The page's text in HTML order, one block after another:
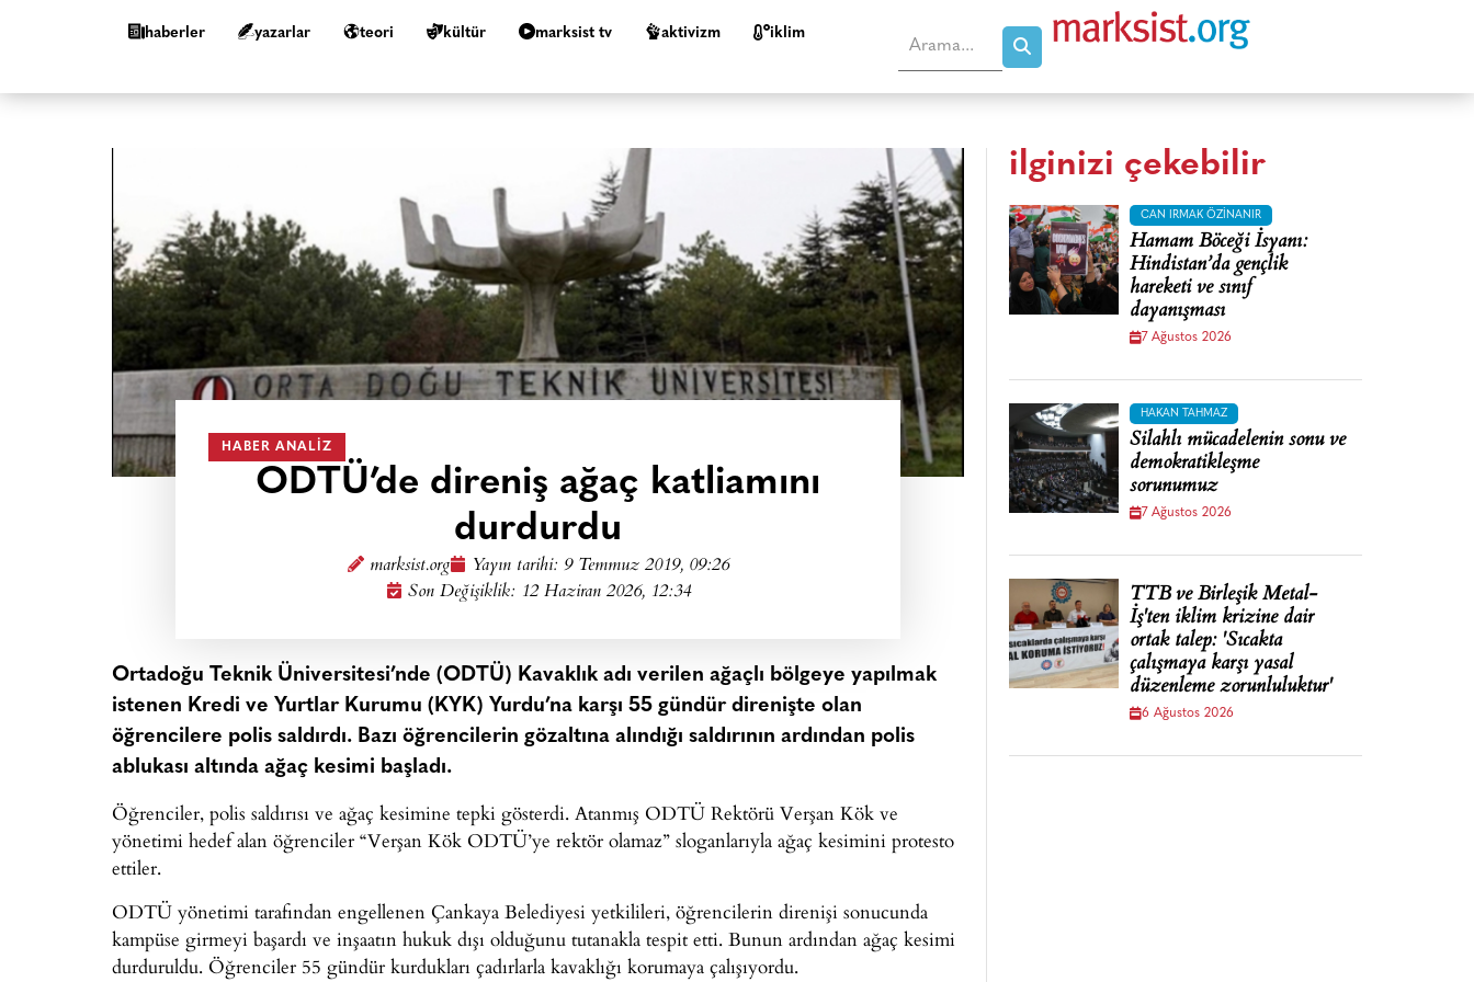
haberler yazarlar teori kültür marksist tv aktivizm i̇klim
HABER ANALIZ
ODTÜ’de direniş ağaç katliamını
durdurdu
marksist.org Yayın tarihi: 9 Temmuz 2019, 09:26
Son Değişiklik: 12 Haziran 2026, 12:34
Ortadoğu Teknik Üniversitesi’nde (ODTÜ) Kavaklık adı verilen ağaçlı bölgeye yapılmak
istenen Kredi ve Yurtlar Kurumu (KYK) Yurdu’na karşı 55 gündür direnişte olan
öğrencilere polis saldırdı. Bazı öğrencilerin gözaltına alındığı saldırının ardından polis
ablukası altında ağaç kesimi başladı.
Öğrenciler, polis saldırısı ve ağaç kesimine tepki gösterdi. Atanmış ODTÜ Rektörü Verşan Kök ve
yönetimi hedef alan öğrenciler “Verşan Kök ODTÜ’ye rektör olamaz” sloganlarıyla ağaç kesimini protesto
ettiler.
ODTÜ yönetimi tarafından engellenen Çankaya Belediyesi yetkilileri, öğrencilerin direnişi sonucunda
kampüse girmeyi başardı ve inşaatın hukuk dışı olduğunu tutanakla tespit etti. Bunun ardından ağaç kesimi
durduruldu. Öğrenciler 55 gündür kurdukları çadırlarla kavaklığı korumaya çalışıyordu.
ilginizi çekebilir
CAN IRMAK ÖZINANIR
Hamam Böceği İsyanı:
Hindistan’da gençlik
hareketi ve sınıf
dayanışması
7 Ağustos 2026
HAKAN TAHMAZ
Silahlı mücadelenin sonu ve
demokratikleşme
sorunumuz
7 Ağustos 2026
TTB ve Birleşik Metal-
İş'ten iklim krizine dair
ortak talep: 'Sıcakta
çalışmaya karşı yasal
düzenleme zorunluluktur'
6 Ağustos 2026